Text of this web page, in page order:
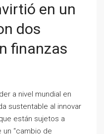
en un
dos
finanzas
a nivel mundial en
sustentable al innovar
están sujetos a
“cambio de